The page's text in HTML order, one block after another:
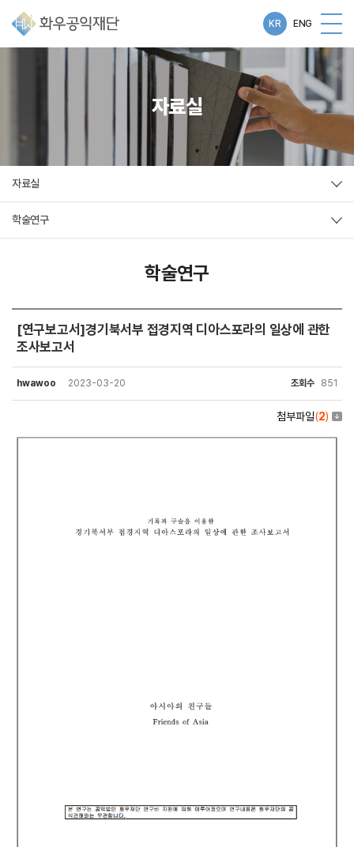
KR ENG
자료실
자료실
학술연구
학술연구
[연구보고서]경기북서부 접경지역 디아스포라의 일상에 관한
조사보고서
hwawoo 2023-03-20 조회수 851
첨부파일(2)